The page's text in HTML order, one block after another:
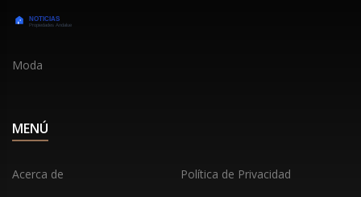
Moda
MENÚ
Acerca de
Política de Privacidad